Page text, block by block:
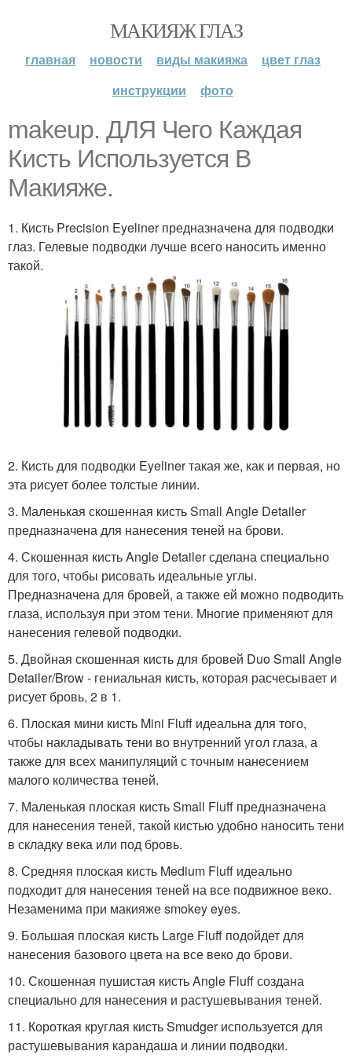
МАКИЯЖ ГЛАЗ
главная новости виды макияжа
цвет глаз
инструкции
фото
makeup. ДЛЯ Чего Каждая
Кисть Используется В
Макияже.
1. Кисть Precision Eyeliner предназначена для подводки
глаз. Гелевые подводки лучше всего наносить именно
такой.
2. Кисть для подводки Eyeliner такая же, как и первая, но
эта рисует более толстые линии.
3. Маленькая скошенная кисть Small Angle Detailer
предназначена для нанесения теней на брови.
4. Скошенная кисть Angle Detailer сделана специально
для того, чтобы рисовать идеальные углы.
Предназначена для бровей, а также ей можно подводить
глаза, используя при этом тени. Многие применяют для
нанесения гелевой подводки.
5. Двойная скошенная кисть для бровей Duo Small Angle
Detailer/Brow - гениальная кисть, которая расчесывает и
рисует бровь, 2 в 1.
6. Плоская мини кисть Mini Fluff идеальна для того,
чтобы накладывать тени во внутренний угол глаза, а
также для всех манипуляций с точным нанесением
малого количества теней.
7. Маленькая плоская кисть Small Fluff предназначена
для нанесения теней, такой кистью удобно наносить тени
в складку века или под бровь.
8. Средняя плоская кисть Medium Fluff идеально
подходит для нанесения теней на все подвижное веко.
Незаменима при макияже smokey eyes.
9. Большая плоская кисть Large Fluff подойдет для
нанесения базового цвета на все веко до брови.
10. Скошенная пушистая кисть Angle Fluff создана
специально для нанесения и растушевывания теней.
11. Короткая круглая кисть Smudger используется для
растушевывания карандаша и линии подводки.